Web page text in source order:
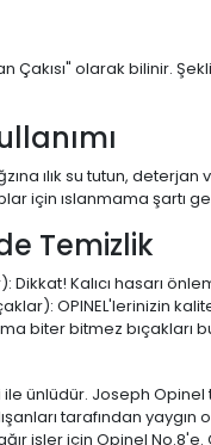
Çakısı" olarak bilinir.
ılık su tutun, deterjan
için ıslanmama şartı
Temizlik
Kalıcı hasarı
OPINEL'lerinizin
biter bitmez bıçakları
ünlüdür. Joseph
tarafından
işler için Opinel